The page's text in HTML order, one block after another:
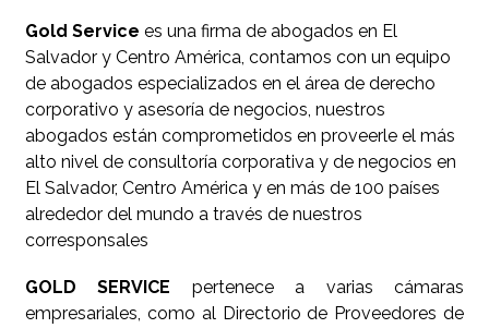
Gold Service es una firma de abogados en El
Salvador y Centro América, contamos con un equipo
de abogados especializados en el área de derecho
corporativo y asesoría de negocios, nuestros
abogados están comprometidos en proveerle el más
alto nivel de consultoría corporativa y de negocios en
El Salvador, Centro América y en más de 100 países
alrededor del mundo a través de nuestros
corresponsales
GOLD SERVICE pertenece a varias cámaras
empresariales, como al Directorio de Proveedores de